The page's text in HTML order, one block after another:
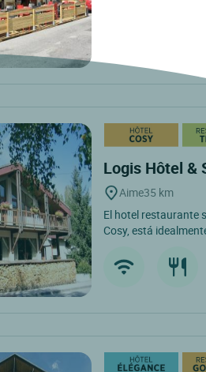
Logis Hôtel &
Aime35 km
El hotel restaurante
Cosy, está